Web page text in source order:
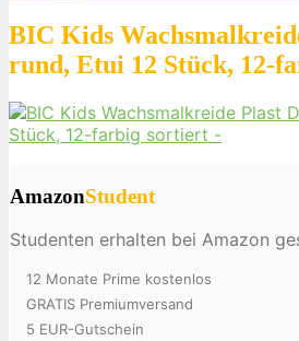
BIC Kids
rund, Etui 12 Stück, 12-
AmazonStudent
Studenten erhalten bei Amazon
12 Monate Prime kostenlos
GRATIS Premiumversand
5 EUR-Gutschein